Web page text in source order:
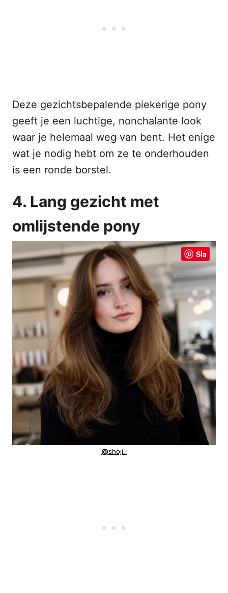
Deze gezichtsbepalende piekerige pony
geeft je een luchtige, nonchalante look
waar je helemaal weg van bent. Het enige
wat je nodig hebt om ze te onderhouden
is een ronde borstel.
4. Lang gezicht met
omlijstende pony
Sla
@shoji.i